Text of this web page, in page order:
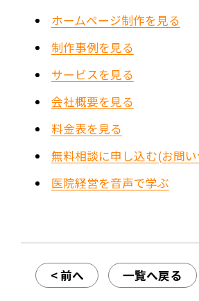
ホームページ制作を見る
制作事例を見る
サービスを見る
会社概要を見る
料金表を見る
無料相談に申し込む(お問
医院経営を音声で学ぶ
< 前へ 一覧へ戻る